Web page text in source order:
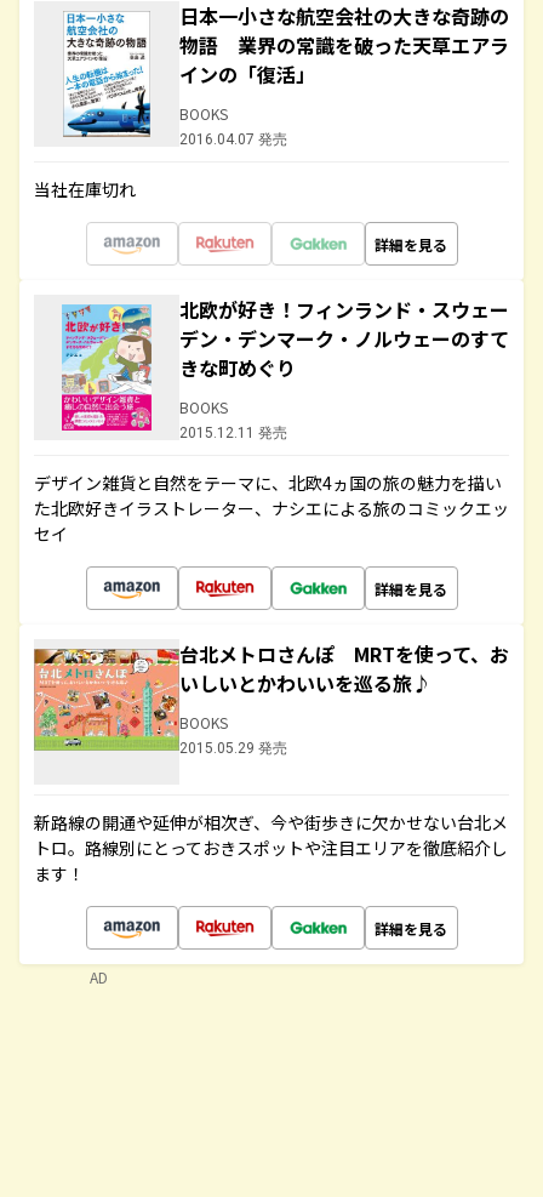
日本一小さな航空会社の大きな奇跡の
物語 業界の常識を破った天草エアラ
インの「復活」
BOOKS
2016.04.07 発売
当社在庫切れ
詳細を見る
北欧が好き！フィンランド・スウェー
デン・デンマーク・ノルウェーのすて
きな町めぐり
BOOKS
2015.12.11 発売
デザイン雑貨と自然をテーマに、北欧4ヵ国の旅の魅力を描い
た北欧好きイラストレーター、ナシエによる旅のコミックエッ
セイ
詳細を見る
台北メトロさんぽ MRTを使って、お
いしいとかわいいを巡る旅♪
BOOKS
2015.05.29 発売
新路線の開通や延伸が相次ぎ、今や街歩きに欠かせない台北メ
トロ。路線別にとっておきスポットや注目エリアを徹底紹介し
ます！
詳細を見る
AD